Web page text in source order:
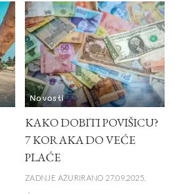
Novosti
KAKO DOBITI POVIŠICU?
7 KORAKA DO VEĆE
PLAĆE
ZADNJE AŽURIRANO 27.09.2025.